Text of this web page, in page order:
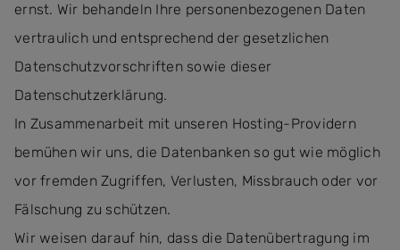
ernst. Wir behandeln Ihre personenbezogenen Daten
vertraulich und entsprechend der gesetzlichen
Datenschutzvorschriften sowie dieser
Datenschutzerklärung.
In Zusammenarbeit mit unseren Hosting-Providern
bemühen wir uns, die Datenbanken so gut wie möglich
vor fremden Zugriffen, Verlusten, Missbrauch oder vor
Fälschung zu schützen.
Wir weisen darauf hin, dass die Datenübertragung im